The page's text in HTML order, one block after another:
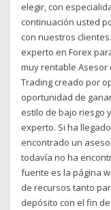
elegir, con
continuación usted
con nuestros
experto en Forex
muy rentable Asesor
Trading creado por
oportunidad de
estilo de bajo riesgo
experto. Si ha
encontrado un
todavía no ha
fuente es la página
de recursos tanto
depósito con el fin